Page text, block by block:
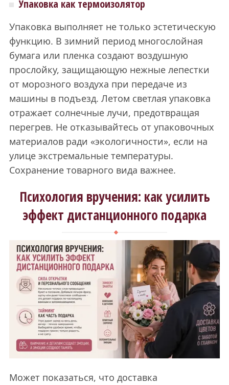
Упаковка как термоизолятор
Упаковка выполняет не только эстетическую
функцию. В зимний период многослойная
бумага или пленка создают воздушную
прослойку, защищающую нежные лепестки
от морозного воздуха при передаче из
машины в подъезд. Летом светлая упаковка
отражает солнечные лучи, предотвращая
перегрев. Не отказывайтесь от упаковочных
материалов ради «экологичности», если на
улице экстремальные температуры.
Сохранение товарного вида важнее.
Психология вручения: как усилить
эффект дистанционного подарка
Может показаться, что доставка